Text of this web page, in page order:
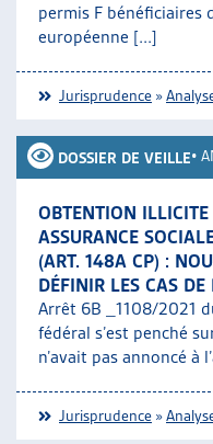
permis F bénéficiaires
européenne [...]
Jurisprudence »
DOSSIER DE VEILLE•
OBTENTION ILLICITE
ASSURANCE
(ART. 148A CP) :
DÉFINIR LES CAS DE
Arrêt 6B _1108/2021
fédéral s’est penché
n’avait pas annoncé à
Jurisprudence »